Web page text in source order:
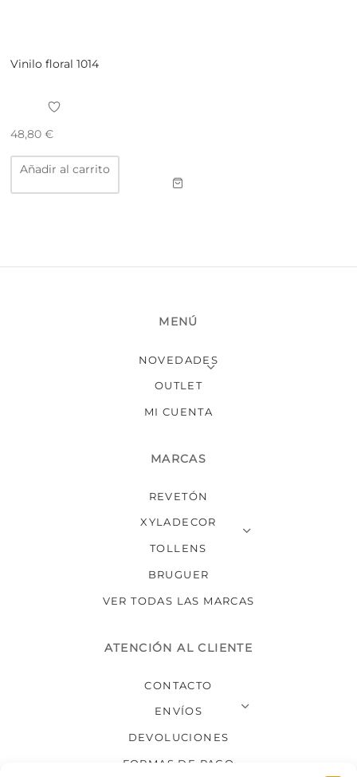
Vinilo floral 1014
48,80 €
Añadir al carrito
MENÚ
NOVEDADES
OUTLET
MI CUENTA
MARCAS
REVETÓN
XYLADECOR
TOLLENS
BRUGUER
VER TODAS LAS MARCAS
ATENCIÓN AL CLIENTE
CONTACTO
ENVÍOS
DEVOLUCIONES
FORMAS DE PAGO